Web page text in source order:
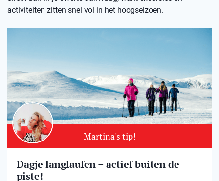
activiteiten zitten snel vol in het hoogseizoen.
Martina's tip!
Dagje langlaufen – actief buiten de
piste!